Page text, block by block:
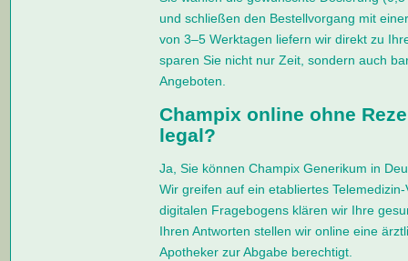
und schließen den Bestellvorgang mit
von 3–5 Werktagen liefern wir direkt zu
sparen Sie nicht nur Zeit, sondern auch
Angeboten.
Champix online ohne
legal?
Ja, Sie können Champix Generikum in
Wir greifen auf ein etabliertes
digitalen Fragebogens klären wir Ihre
Ihren Antworten stellen wir online eine
Apotheker zur Abgabe berechtigt.